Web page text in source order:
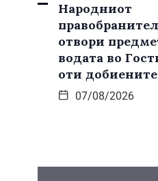
Народниот
правобранител
отвори
водата во
оти добиените
07/08/2026